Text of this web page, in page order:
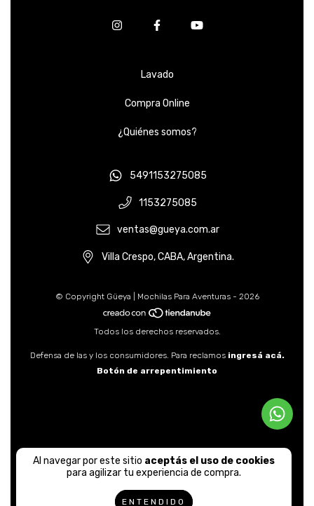
Al navegar por este sitio aceptás el uso de cookies
para agilizar tu experiencia de compra.
ENTENDIDO
Lavado
Compra Online
¿Quiénes somos?
5491153275085
1153275085
ventas@gueya.com.ar
Villa Crespo, CABA, Argentina.
© Copyright Güeya | Mochilas Para Aventuras - 2026
Todos los derechos reservados.
Defensa de las y los consumidores. Para reclamos ingresá acá.
Botón de arrepentimiento